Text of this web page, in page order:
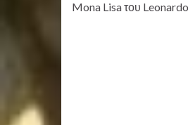
Mona Lisa του